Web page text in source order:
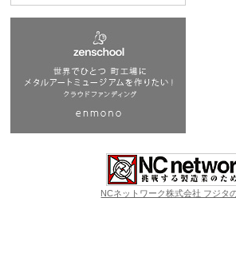
NCネットワーク株式会社 フジタ